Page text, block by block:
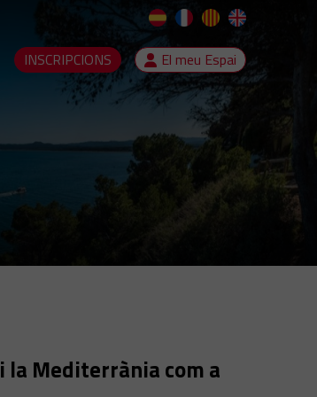
INSCRIPCIONS El meu Espai
la Mediterrània com a